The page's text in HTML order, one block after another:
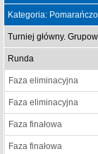
Kategoria:
Turniej główny.
Runda
Faza eliminacyjna
Faza eliminacyjna
Faza finałowa
Faza finałowa